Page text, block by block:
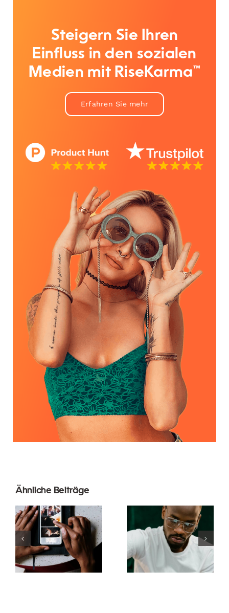
Steigern Sie Ihren
Einfluss in den sozialen
Medien mit RiseKarma™
Erfahren Sie mehr
Ähnliche Beiträge
Die besten
Apps zur
Animation
von Fotos
für
ansprechende
Die 17
besten
Tipps zur
Verbesserung
des
Verständnisses